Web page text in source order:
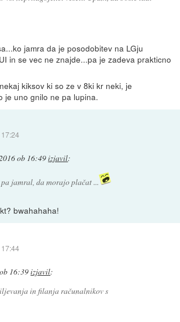
jamra da je posodobitev na LGju
in se vec ne znajde...pa je zadeva prakticno
kiksov ki so ze v 8ki kr neki, je
je uno gnilo ne pa lupina.
ob 16:49izjavil:
jamral, da morajo plačat ...
bwahahaha!
16:39izjavil:
in filanja računalnikov s